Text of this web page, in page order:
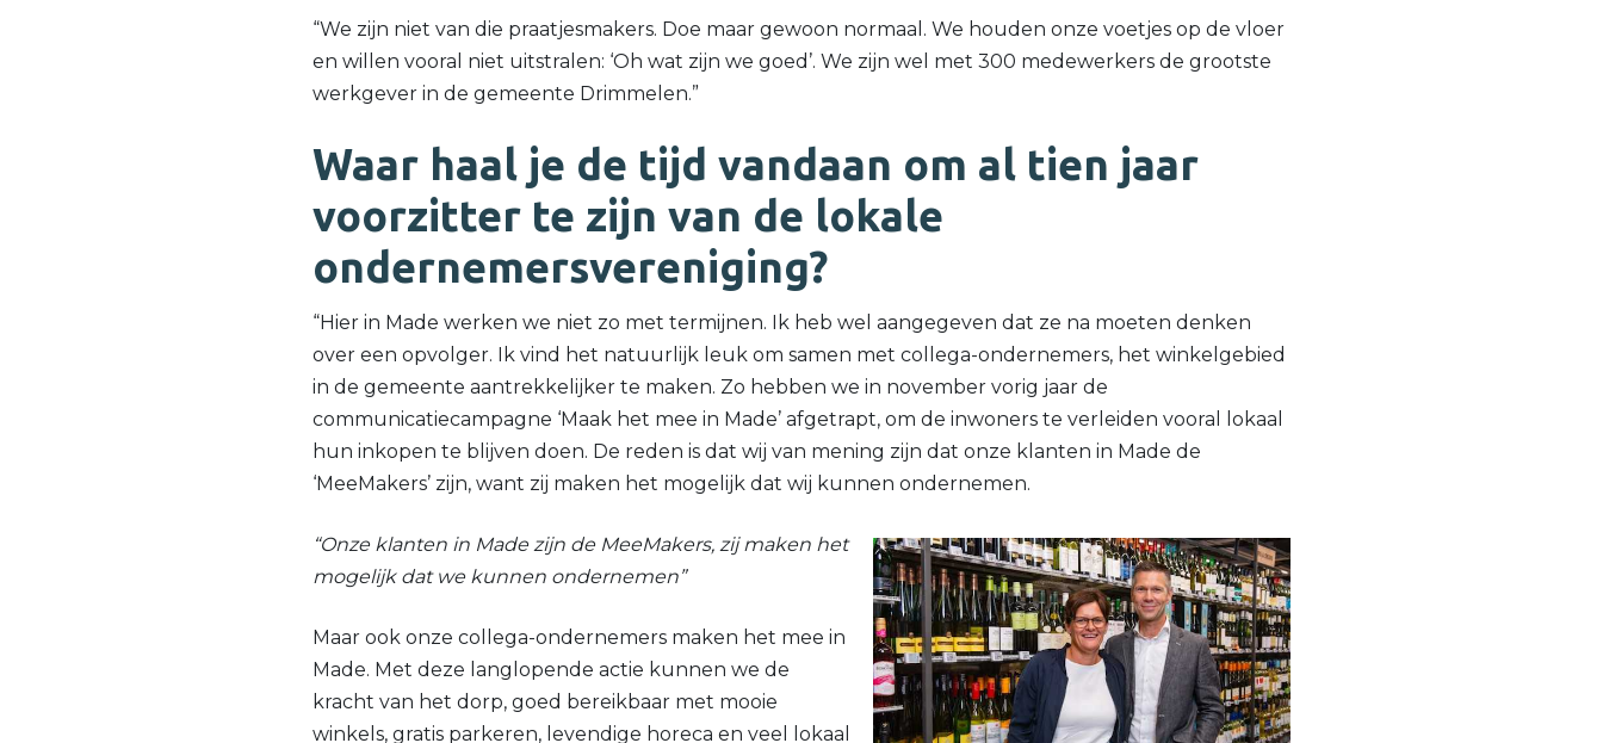
“We zijn niet van die praatjesmakers. Doe maar gewoon normaal. We houden onze voetjes op de vloer
en willen vooral niet uitstralen: ‘Oh wat zijn we goed’. We zijn wel met 300 medewerkers de grootste
werkgever in de gemeente Drimmelen.”
Waar haal je de tijd vandaan om al tien jaar
voorzitter te zijn van de lokale
ondernemersvereniging?
“Hier in Made werken we niet zo met termijnen. Ik heb wel aangegeven dat ze na moeten denken
over een opvolger. Ik vind het natuurlijk leuk om samen met collega-ondernemers, het winkelgebied
in de gemeente aantrekkelijker te maken. Zo hebben we in november vorig jaar de
communicatiecampagne ‘Maak het mee in Made’ afgetrapt, om de inwoners te verleiden vooral lokaal
hun inkopen te blijven doen. De reden is dat wij van mening zijn dat onze klanten in Made de
‘MeeMakers’ zijn, want zij maken het mogelijk dat wij kunnen ondernemen.
“Onze klanten in Made zijn de MeeMakers, zij maken het
mogelijk dat we kunnen ondernemen”
Maar ook onze collega-ondernemers maken het mee in
Made. Met deze langlopende actie kunnen we de
kracht van het dorp, goed bereikbaar met mooie
winkels, gratis parkeren, levendige horeca en veel lokaal